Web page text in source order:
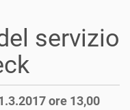
servizio
ore 13,00